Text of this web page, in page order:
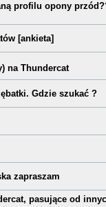
profilu opony
[ankieta]
na Thundercat
Gdzie szukać ?
zapraszam
pasujące od